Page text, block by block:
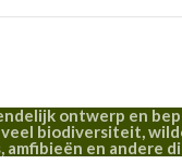
ontwerp en
biodiversiteit,
amfibieën en andere